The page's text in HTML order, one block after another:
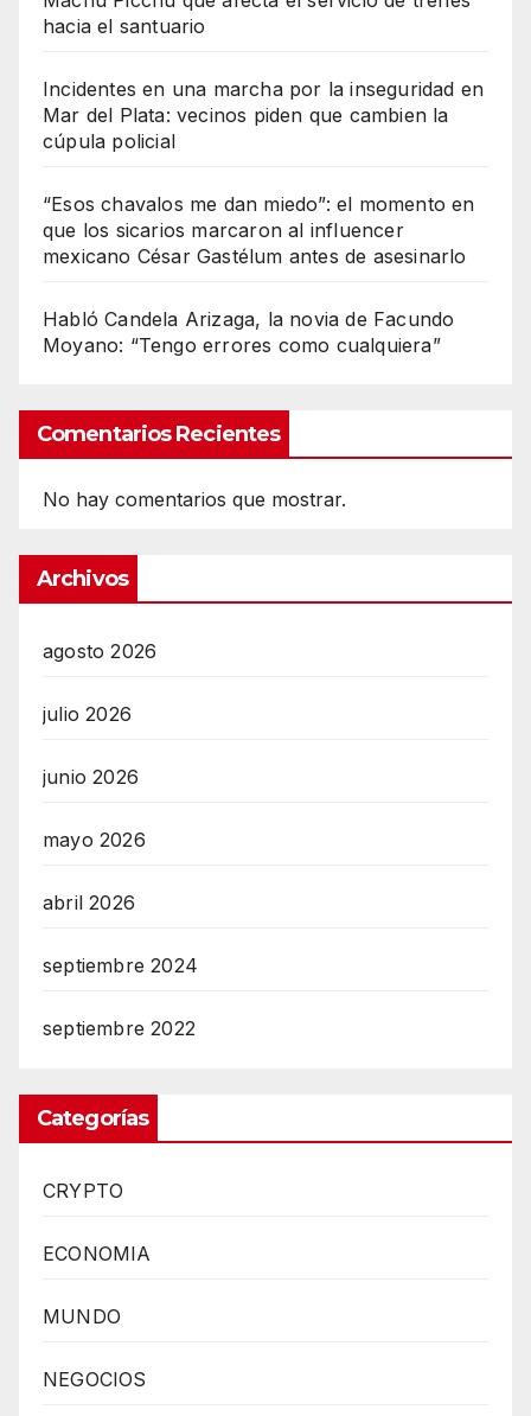
hacia el santuario
Incidentes en una marcha por la inseguridad en
Mar del Plata: vecinos piden que cambien la
cúpula policial
“Esos chavalos me dan miedo”: el momento en
que los sicarios marcaron al influencer
mexicano César Gastélum antes de asesinarlo
Habló Candela Arizaga, la novia de Facundo
Moyano: “Tengo errores como cualquiera”
Comentarios Recientes
No hay comentarios que mostrar.
Archivos
agosto 2026
julio 2026
junio 2026
mayo 2026
abril 2026
septiembre 2024
septiembre 2022
Categorías
CRYPTO
ECONOMIA
MUNDO
NEGOCIOS